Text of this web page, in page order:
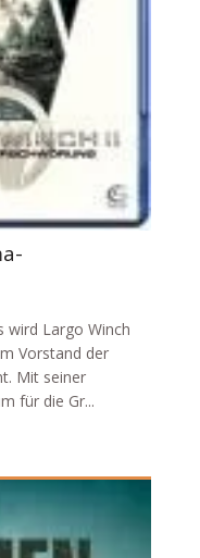
wird Largo Winch
Vorstand der
Mit seiner
für die Gr...